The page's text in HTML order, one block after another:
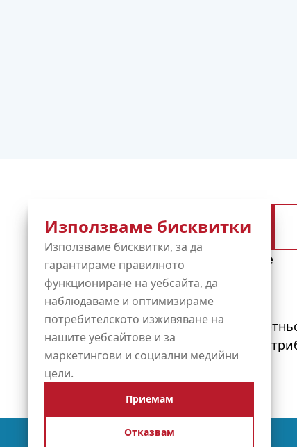
Използваме бисквитки
Използваме бисквитки, за да
гарантираме правилното
функциониране на уебсайта, да
наблюдаваме и оптимизираме
потребителското изживяване на
нашите уебсайтове и за
маркетингови и социални медийни
цели.
Приемам
Отказвам
Регистрирай се безплатно
Diensten
Имена на домейни
Управлявани услуги
Хостинг
SSL сертификати
Informatie
За OXXA
Нашите
Станете